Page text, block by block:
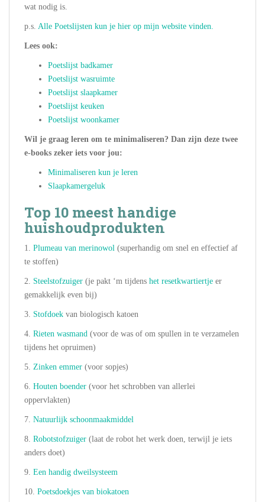
wat nodig is.
p.s. Alle Poetslijsten kun je hier op mijn website vinden.
Lees ook:
Poetslijst badkamer
Poetslijst wasruimte
Poetslijst slaapkamer
Poetslijst keuken
Poetslijst woonkamer
Wil je graag leren om te minimaliseren? Dan zijn deze twee
e-books zeker iets voor jou:
Minimaliseren kun je leren
Slaapkamergeluk
Top 10 meest handige
huishoudprodukten
1. Plumeau van merinowol (superhandig om snel en effectief af
te stoffen)
2. Steelstofzuiger (je pakt ‘m tijdens het resetkwartiertje er
gemakkelijk even bij)
3. Stofdoek van biologisch katoen
4. Rieten wasmand (voor de was of om spullen in te verzamelen
tijdens het opruimen)
5. Zinken emmer (voor sopjes)
6. Houten boender (voor het schrobben van allerlei
oppervlakten)
7. Natuurlijk schoonmaakmiddel
8. Robotstofzuiger (laat de robot het werk doen, terwijl je iets
anders doet)
9. Een handig dweilsysteem
10. Poetsdoekjes van biokatoen